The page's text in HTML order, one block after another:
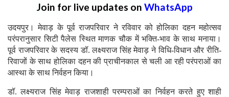
Join for live updates on WhatsApp
उदयपुर। मेवाड़ के पूर्व राजपरिवार ने रविवार को होलिका दहन महोत्सव
परंपरानुसार सिटी पैलेस स्थित माणक चौक में भक्ति-भाव के साथ मनाया।
पूर्व राजपरिवार के सदस्य डॉ. लक्ष्यराज सिंह मेवाड़ ने विधि-विधान और रीति-
रिवाजों के साथ होलिका दहन की प्राचीनकाल से चली आ रही परंपराओं का
आस्था के साथ निर्वहन किया।
डॉ. लक्ष्यराज सिंह मेवाड़ राजशाही परम्पराओं का निर्वहन करते हुए शाही